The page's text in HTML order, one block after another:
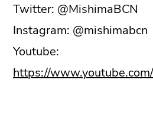
Twitter: @MishimaBCN
Instagram: @mishimabcn
Youtube:
https://